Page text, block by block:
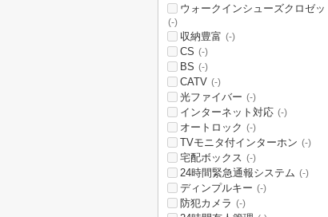
ウォークインシューズクロゼッ
(-)
収納豊富 (-)
CS (-)
BS (-)
CATV (-)
光ファイバー (-)
インターネット対応 (-)
オートロック (-)
TVモニタ付インターホン (-)
宅配ボックス (-)
24時間緊急通報システム (-)
ディンプルキー (-)
防犯カメラ (-)